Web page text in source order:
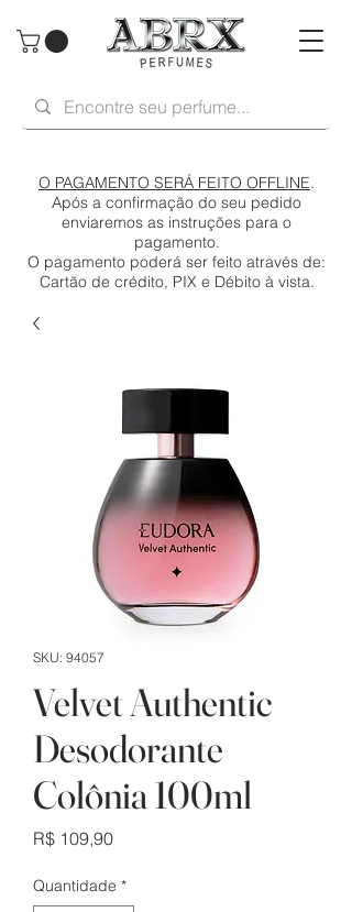
O PAGAMENTO SERÁ FEITO OFFLINE.
Após a confirmação do seu pedido
enviaremos as instruções para o
pagamento.
O pagamento poderá ser feito através de:
Cartão de crédito, PIX e Débito à vista.
SKU: 94057
Velvet Authentic
Desodorante
Colônia 100ml
R$ 109,90Preço
Quantidade *